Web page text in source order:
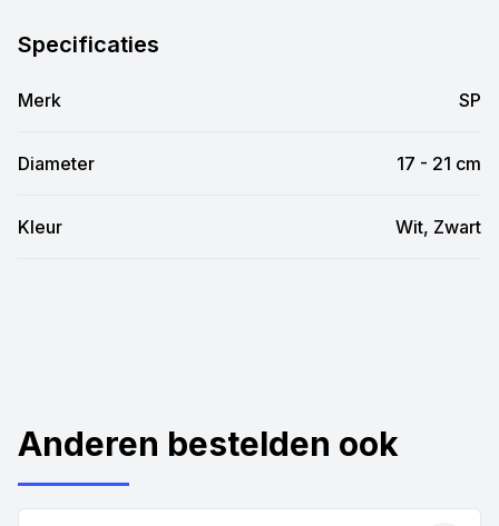
Specificaties
Merk SP
Diameter 17 - 21 cm
Kleur Wit, Zwart
Anderen bestelden ook